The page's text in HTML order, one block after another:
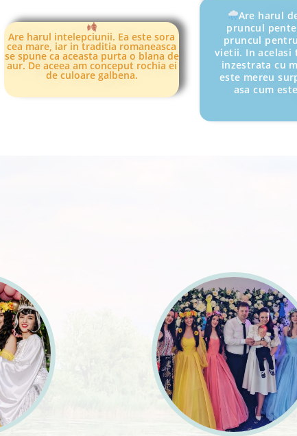
Are harul intelepciunii. Ea este sora
cea mare, iar in traditia romaneasca
se spune ca aceasta purta o blana de
aur. De aceea am conceput rochia ei
de culoare galbena.
Are harul
pruncul
pruncul
vietii. In acelasi
inzestrata cu
este mereu
asa cum